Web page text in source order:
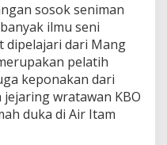
sosok seniman
ilmu seni
dipelajari dari Mang
pelatih
keponakan dari
wratawan KBO
duka di Air Itam